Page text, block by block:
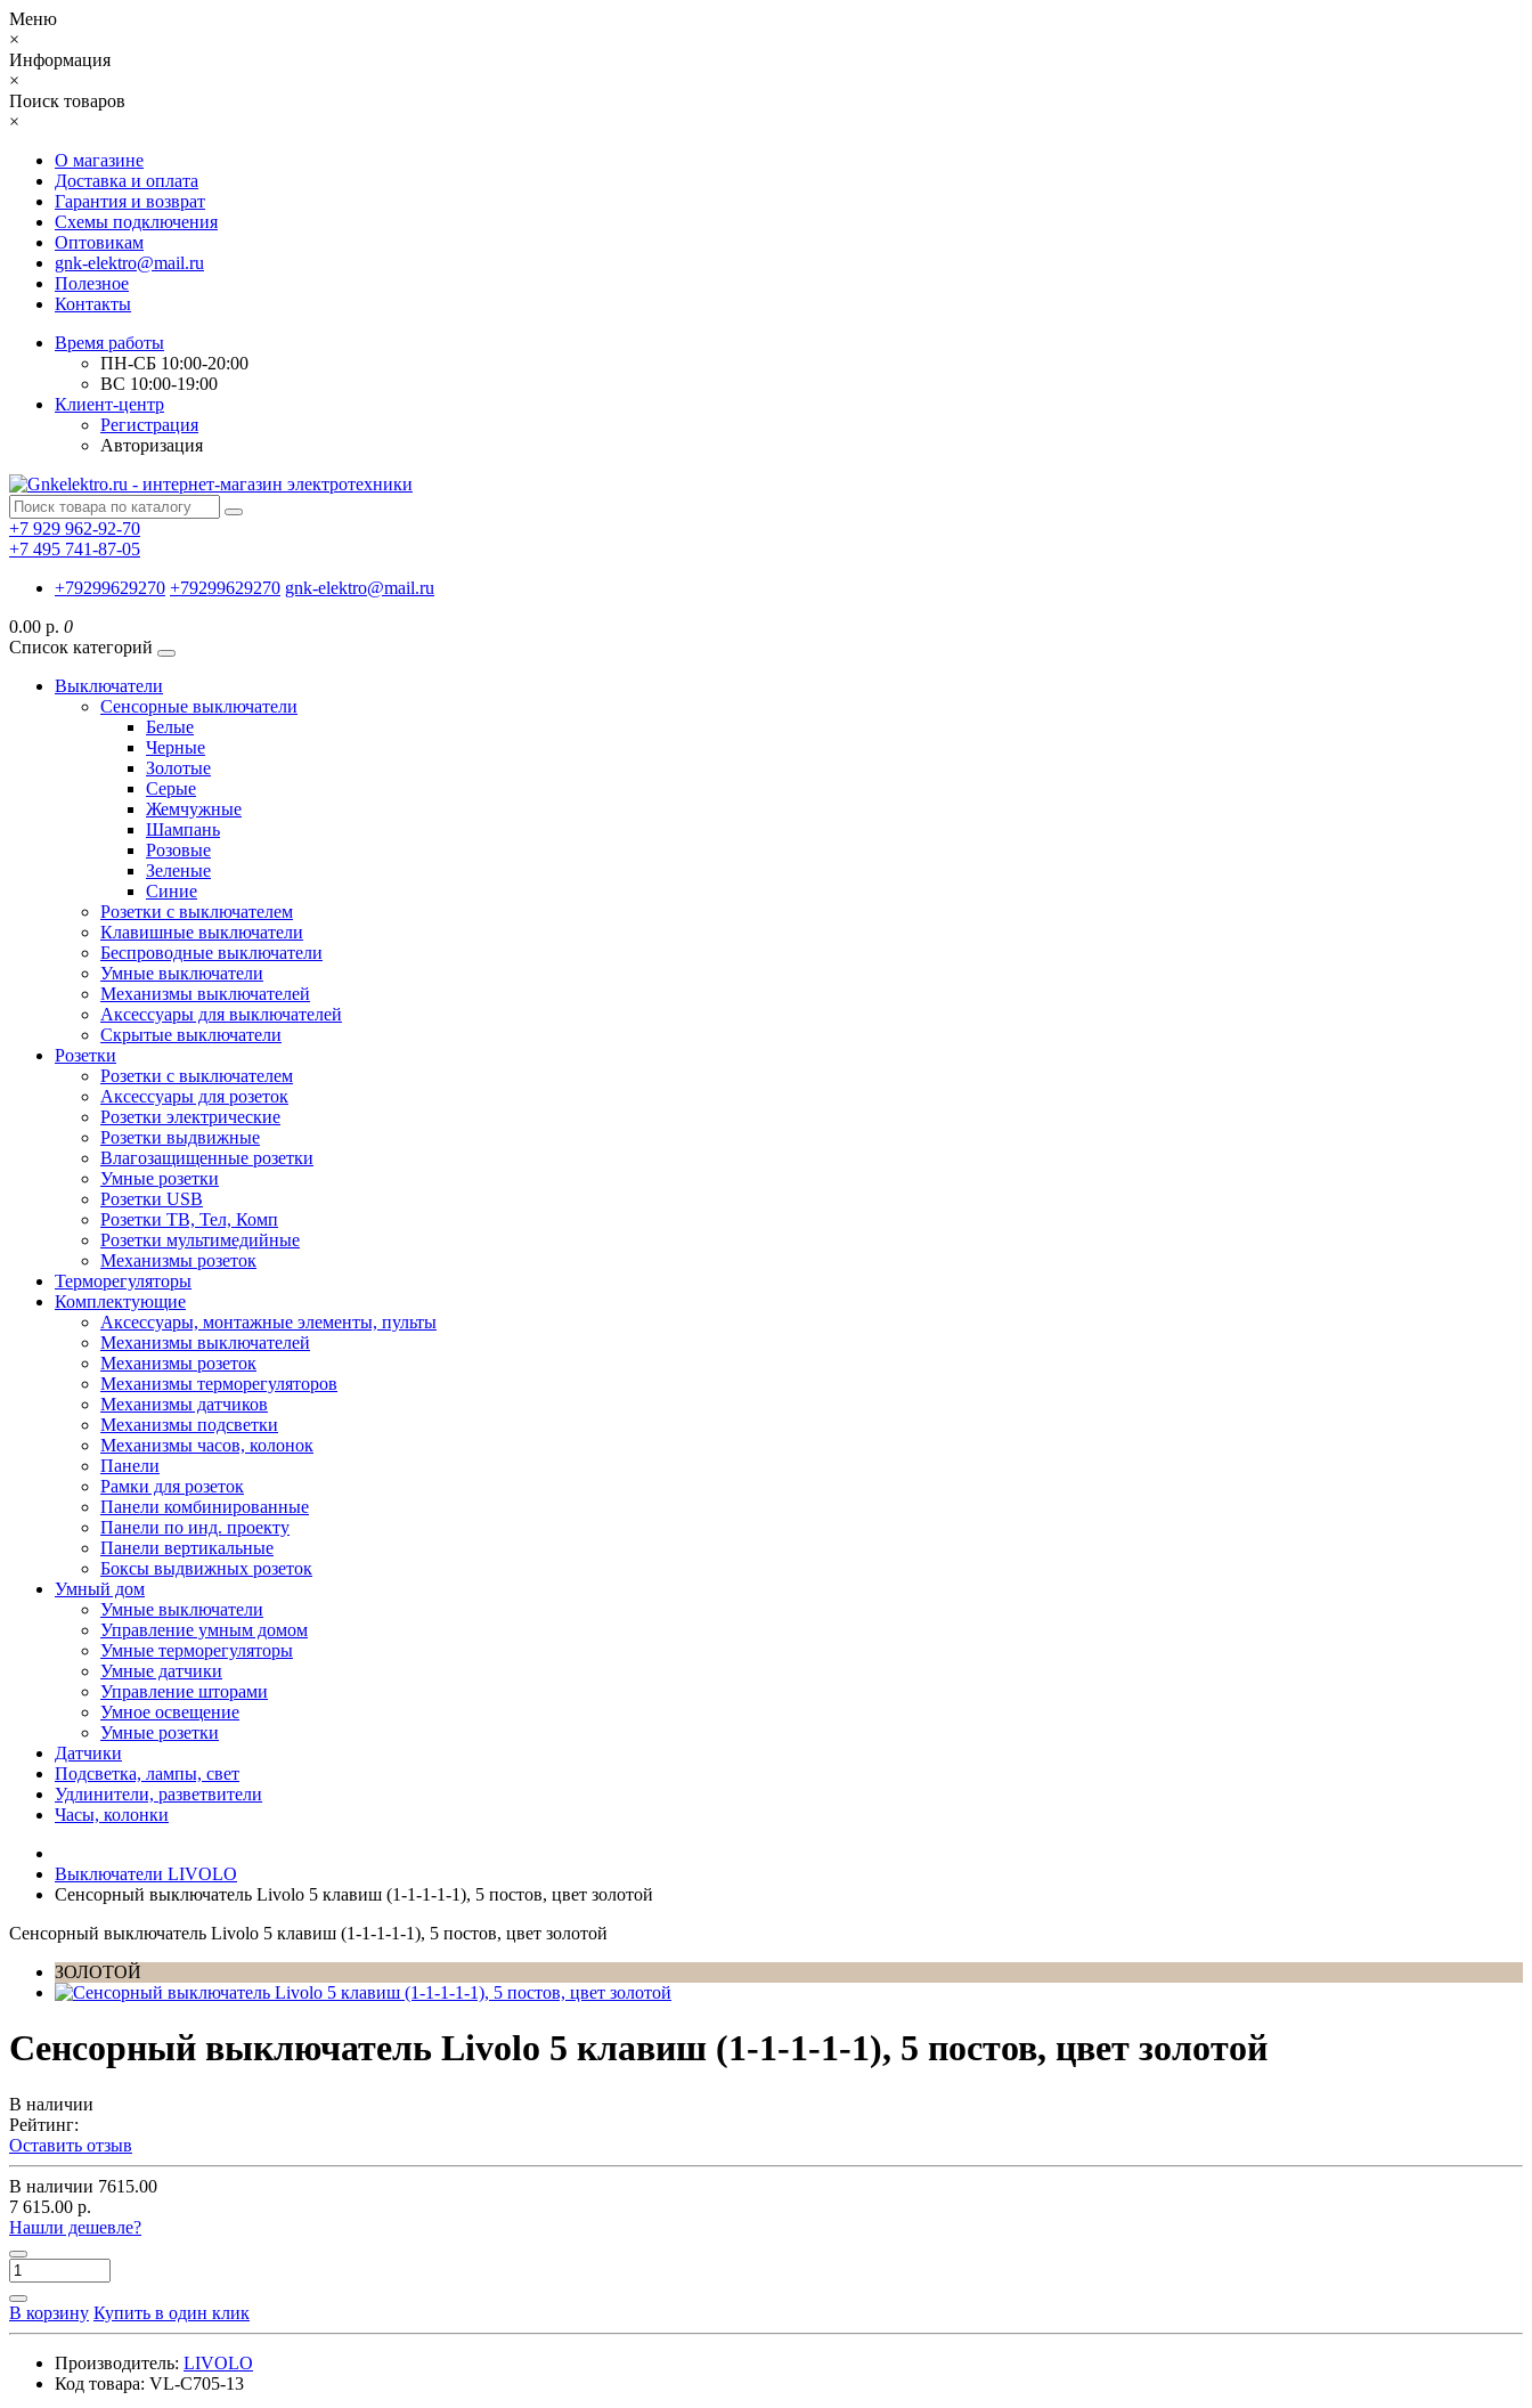
Меню
×
Информация
×
Поиск товаров
×
О магазине
Доставка и оплата
Гарантия и возврат
Схемы подключения
Оптовикам
gnk-elektro@mail.ru
Полезное
Контакты
Время работы
ПН-СБ 10:00-20:00
ВС 10:00-19:00
Клиент-центр
Регистрация
Авторизация
+7 929 962-92-70
+7 495 741-87-05
+79299629270 +79299629270 gnk-elektro@mail.ru
0.00 р. 0
Список категорий
Выключатели
Сенсорные выключатели
Белые
Черные
Золотые
Серые
Жемчужные
Шампань
Розовые
Зеленые
Синие
Розетки с выключателем
Клавишные выключатели
Беспроводные выключатели
Умные выключатели
Механизмы выключателей
Аксессуары для выключателей
Скрытые выключатели
Розетки
Розетки с выключателем
Аксессуары для розеток
Розетки электрические
Розетки выдвижные
Влагозащищенные розетки
Умные розетки
Розетки USB
Розетки ТВ, Тел, Комп
Розетки мультимедийные
Механизмы розеток
Терморегуляторы
Комплектующие
Аксессуары, монтажные элементы, пульты
Механизмы выключателей
Механизмы розеток
Механизмы терморегуляторов
Механизмы датчиков
Механизмы подсветки
Механизмы часов, колонок
Панели
Рамки для розеток
Панели комбинированные
Панели по инд. проекту
Панели вертикальные
Боксы выдвижных розеток
Умный дом
Умные выключатели
Управление умным домом
Умные терморегуляторы
Умные датчики
Управление шторами
Умное освещение
Умные розетки
Датчики
Подсветка, лампы, свет
Удлинители, разветвители
Часы, колонки
Выключатели LIVOLO
Сенсорный выключатель Livolo 5 клавиш (1-1-1-1-1), 5 постов, цвет золотой
Сенсорный выключатель Livolo 5 клавиш (1-1-1-1-1), 5 постов, цвет золотой
ЗОЛОТОЙ
Сенсорный выключатель Livolo 5 клавиш (1-1-1-1-1), 5 постов, цвет золотой
В наличии
Рейтинг:
Оставить отзыв
В наличии 7615.00
7 615.00 р.
Нашли дешевле?
В корзину Купить в один клик
Производитель: LIVOLO
Код товара: VL-C705-13